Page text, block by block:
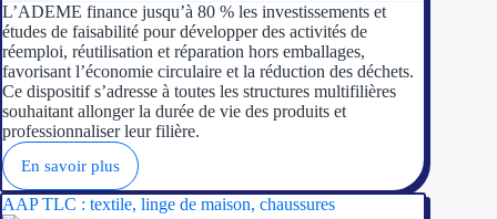
L’ADEME finance jusqu’à 80 % les investissements et
études de faisabilité pour développer des activités de
réemploi, réutilisation et réparation hors emballages,
favorisant l’économie circulaire et la réduction des déchets.
Ce dispositif s’adresse à toutes les structures multifilières
souhaitant allonger la durée de vie des produits et
professionnaliser leur filière.
En savoir plus
AAP TLC : textile, linge de maison, chaussures